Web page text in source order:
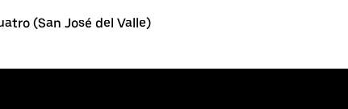
(San José del Valle)